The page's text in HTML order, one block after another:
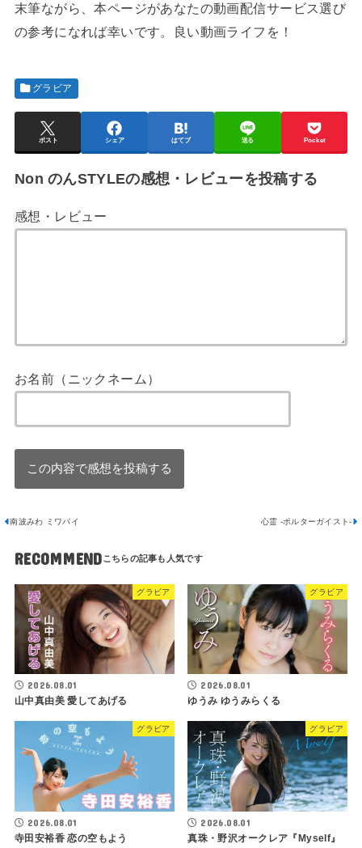
末筆ながら、本ページがあなたの動画配信サービス選び
の参考になれば幸いです。良い動画ライフを！
グラビア
ポスト シェア はてブ 送る Pocket
Non のんSTYLEの感想・レビューを投稿する
感想・レビュー
お名前（ニックネーム）
南波みわ ミワパイ 心霊 -ポルターガイスト-
RECOMMEND
グラビア
2026.08.01
山中真由美 愛してあげる
グラビア
2026.08.01
ゆうみ ゆうみらくる
グラビア
2026.08.01
寺田安裕香 恋の空もよう
グラビア
2026.08.01
真珠・野沢オークレア『Myself』